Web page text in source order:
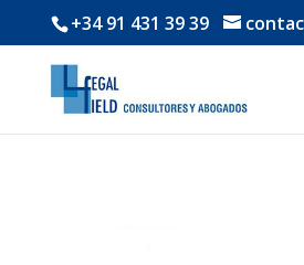
+34 91 431 39 39